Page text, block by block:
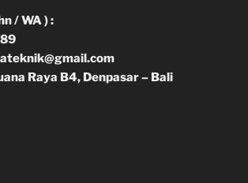
/ WA ) :
Raya B4, Denpasar – Bali